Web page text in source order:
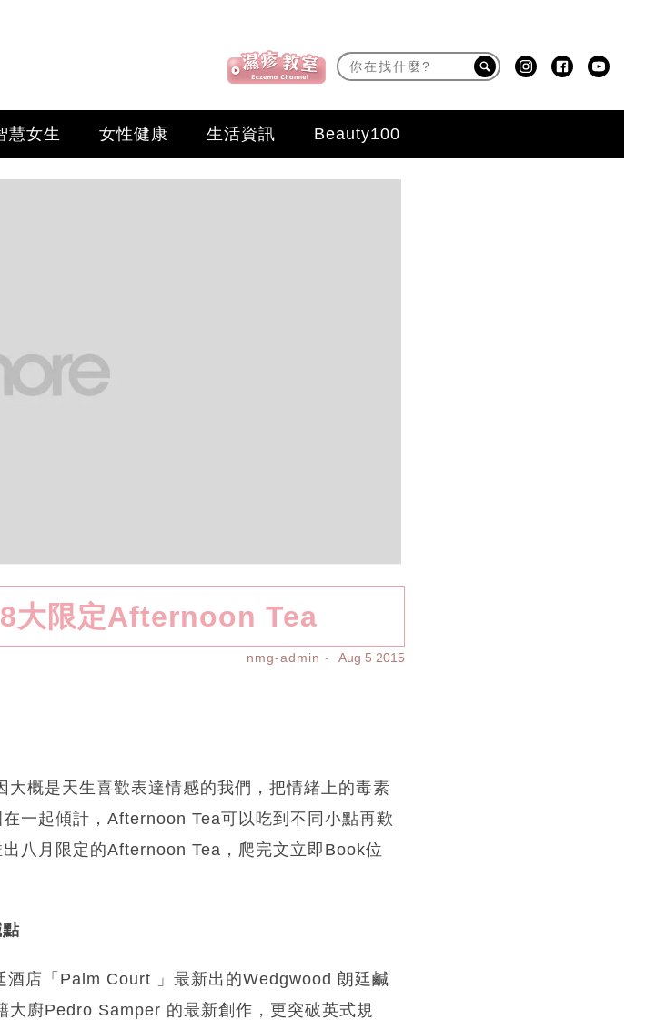
慧女生 女性健康 生活資訊 Beauty100
大限定Afternoon Tea
nmg-admin Aug 5 2015
概是天生喜歡表達情感的我們，把情緒上的毒素
一起傾計，Afternoon Tea可以吃到不同小點再歎
八月限定的Afternoon Tea，爬完文立即Book位
店「Palm Court 」最新出的Wedgwood 朗廷鹹
廚Pedro Samper 的最新創作，更突破英式規